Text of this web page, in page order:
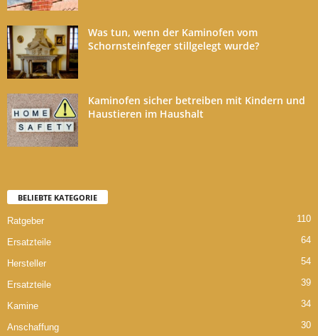
Was tun, wenn der Kaminofen vom
Schornsteinfeger stillgelegt wurde?
Kaminofen sicher betreiben mit Kindern und
Haustieren im Haushalt
BELIEBTE KATEGORIE
Ratgeber 110
Ersatzteile 64
Hersteller 54
Ersatzteile 39
Kamine 34
Anschaffung 30